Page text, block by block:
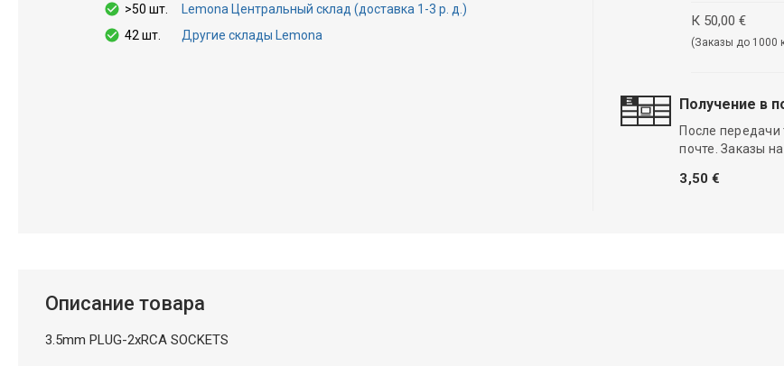
>50 шт.
Lemona Центральный склад (доставка 1-3 р. д.)
42 шт.
Другие склады Lemona
К 50,00 €
(Заказы до 1000
Получение в
После передачи
почте. Заказы
3,50 €
Описание товара
3.5mm PLUG-2xRCA SOCKETS